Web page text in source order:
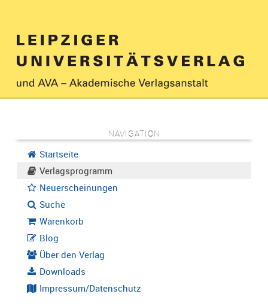
NAVIGATION
Startseite
Verlagsprogramm
Neuerscheinungen
Suche
Warenkorb
Blog
Über den Verlag
Downloads
Impressum/Datenschutz